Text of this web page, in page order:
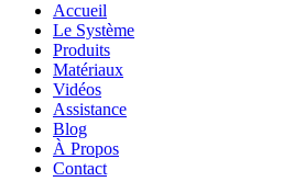
Accueil
Le Système
Produits
Matériaux
Vidéos
Assistance
Blog
À Propos
Contact